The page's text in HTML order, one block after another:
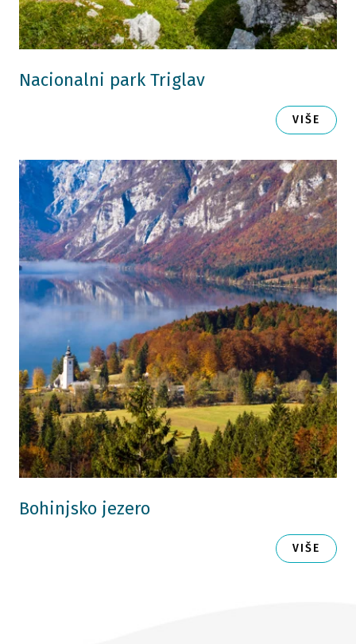
Nacionalni park Triglav
VIŠE
Bohinjsko jezero
VIŠE